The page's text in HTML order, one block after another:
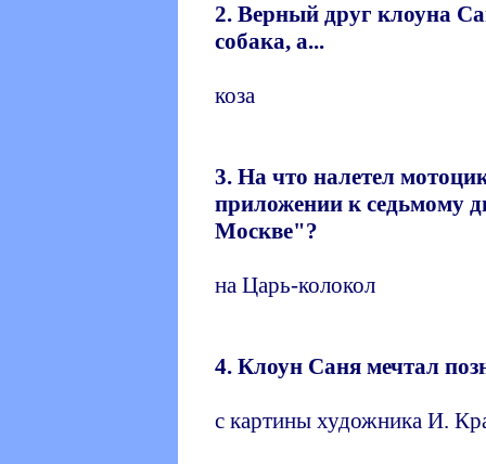
2. Верный друг клоуна
собака, а...
коза
3. На что налетел
приложении к седьмому
Москве"?
на Царь-колокол
4. Клоун Саня мечтал
с картины художника И.